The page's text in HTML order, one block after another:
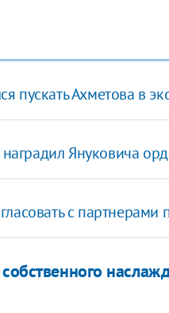
пускать Ахметова в
наградил Януковича
с партнерами